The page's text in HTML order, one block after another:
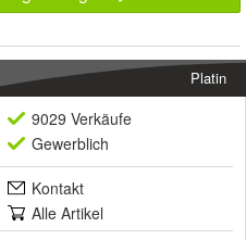
Platin
9029 Verkäufe
Gewerblich
Kontakt
Alle Artikel